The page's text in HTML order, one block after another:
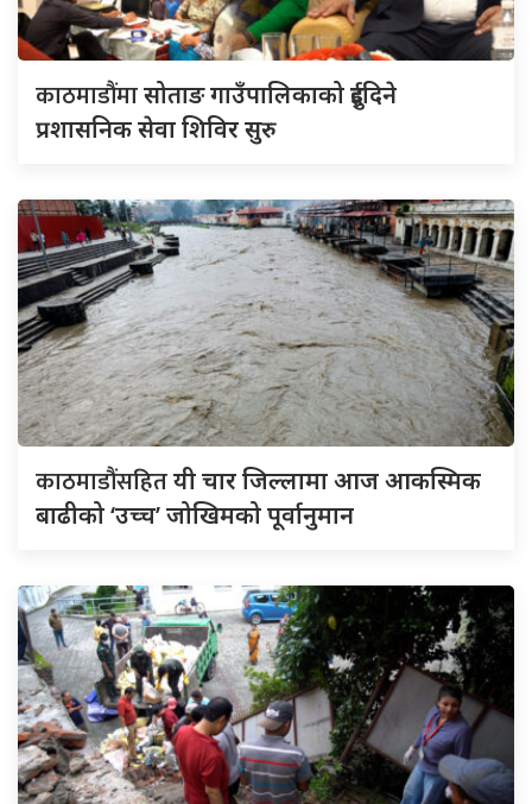
काठमाडौंमासोताङ गाउँपालिकाको दुईदिने
प्रशासनिक सेवा शिविर सुरु
काठमाडौंसहितयी चार जिल्लामा आज आकस्मिक
बाढीको ‘उच्च’ जोखिमको पूर्वानुमान